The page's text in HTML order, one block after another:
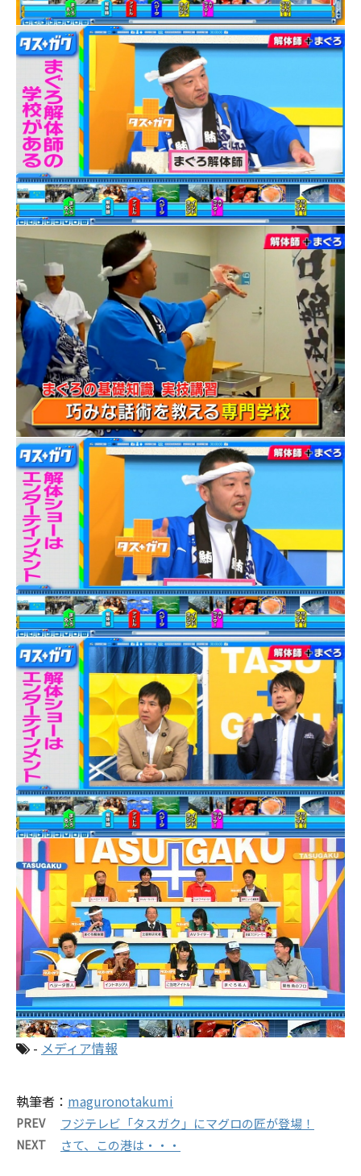
- メディア情報
執筆者： maguronotakumi
PREV フジテレビ「タスガク」にマグロの匠が登場！
NEXT さて、この港は・・・